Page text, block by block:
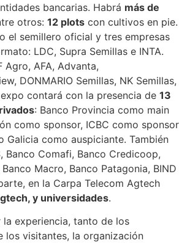
bancarias. Habrá más de
otros: 12 plots con cultivos en pie.
el semillero oficial y tres empresas
LDC, Supra Semillas e INTA.
Agro, AFA, Advanta,
DONMARIO Semillas, NK Semillas,
contará con la presencia de 13
: Banco Provincia como main
como sponsor, ICBC como sponsor
Galicia como auspiciante. También
Banco Comafi, Banco Credicoop,
Macro, Banco Patagonia, BIND
en la Carpa Telecom Agtech
y universidades.
experiencia, tanto de los
los visitantes, la organización